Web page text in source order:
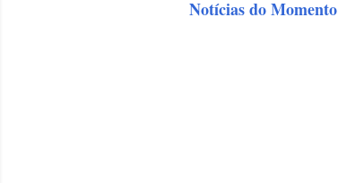
Notícias do Momento